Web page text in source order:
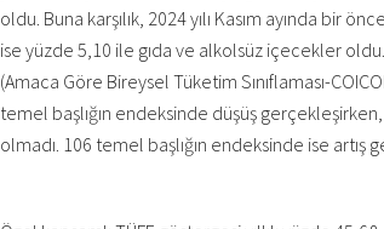
oldu. Buna karşılık, 2024 yılı Kasım ayında bir
ise yüzde 5,10 ile gıda ve alkolsüz içecekler
(Amaca Göre Bireysel Tüketim Sınıflaması-
temel başlığın endeksinde düşüş
olmadı. 106 temel başlığın endeksinde ise artış